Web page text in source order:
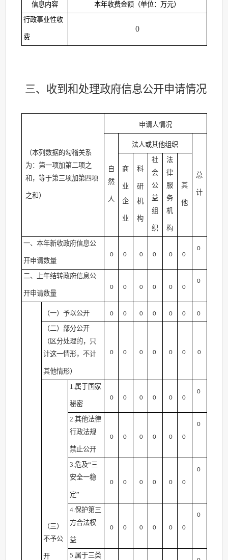
信息内容
本年收费金额（单位：万元）
行政事业性收
费
0
三、收到和处理政府信息公开申请情况
（本列数据的勾稽关系
为：第一项加第二项之
和，等于第三项加第四项
之和）
申请人情况
自
然
人
法人或其他组织
总
计
商
业
企
业
科
研
机
构
社
会
公
益
组
织
法
律
服
务
机
构
其
他
一、本年新收政府信息公
开申请数量
0 0 0 0 0 0
0
二、上年结转政府信息公
开申请数量
0 0 0 0 0 0
0
（一）予以公开 0 0 0 0 0 0 0
（二）部分公开
（区分处理的，只
计这一情形，不计
其他情形）
0 0 0 0 0 0 0
（三）
不予公
开
1.属于国家
秘密
0 0 0 0 0 0
0
2.其他法律
行政法规
禁止公开
0 0 0 0 0 0
0
3.危及“三
安全一稳
定”
0 0 0 0 0 0
0
4.保护第三
方合法权
益
0 0 0 0 0 0
0
5.属于三类